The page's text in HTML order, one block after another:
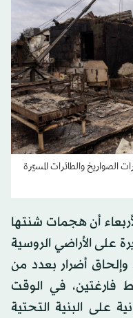
والطائرات المسيّرة
أن هجمات شنتها
على الأراضي الروسية
أضرار بعدد من
فارغتين، في الوقت
على البنية التحتية